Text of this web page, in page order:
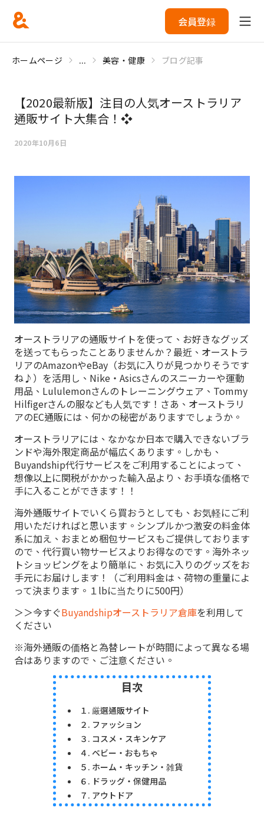
会員登録
ホームページ ... 美容・健康 ブログ記事
【2020最新版】注目の人気オーストラリア
通販サイト大集合！❖
2020年10月6日
オーストラリアの通販サイトを使って、お好きなグッズ
を送ってもらったことありませんか？最近、オーストラ
リアのAmazonやeBay（お気に入りが見つかりそうです
ね♪）を活用し、Nike・Asicsさんのスニーカーや運動
用品、Lululemonさんのトレーニングウェア、Tommy
Hilfigerさんの服なども人気です！さあ、オーストラリ
アのEC通販には、何かの秘密がありますでしょうか。
オーストラリアには、なかなか日本で購入できないブラ
ンドや海外限定商品が幅広くあります。しかも、
Buyandship代行サービスをご利用することによって、
想像以上に関税がかかった輸入品より、お手頃な価格で
手に入ることができます！！
海外通販サイトでいくら買おうとしても、お気軽にご利
用いただければと思います。シンプルかつ激安の料金体
系に加え、おまとめ梱包サービスもご提供しております
ので、代行買い物サービスよりお得なのです。海外ネッ
トショッピングをより簡単に、お気に入りのグッズをお
手元にお届けします！（ご利用料金は、荷物の重量によ
って決まります。１lbに当たりに500円）
＞＞今すぐBuyandshipオーストラリア倉庫を利用して
ください
※海外通販の価格と為替レートが時間によって異なる場
合はありますので、ご注意ください。
目次
１. 厳選通販サイト
２. ファッション
３. コスメ・スキンケア
４. ベビー・おもちゃ
５. ホーム・キッチン・雑貨
６. ドラッグ・保健用品
７. アウトドア